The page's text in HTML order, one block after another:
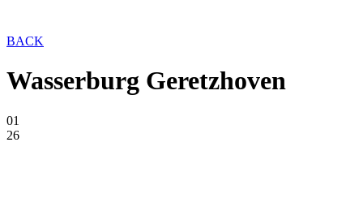
BACK
Wasserburg Geretzhoven
01
26